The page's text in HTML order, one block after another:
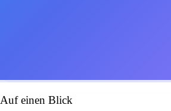
Auf einen Blick